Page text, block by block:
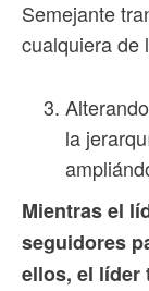
Semejante
cualquiera de
la
Mientras el
seguidores
ellos, el líder